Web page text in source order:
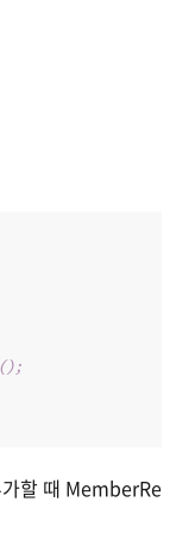
할 때 MemberRe